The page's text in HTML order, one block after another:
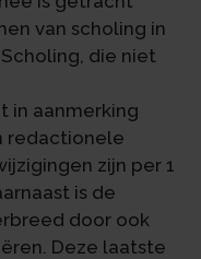
van scholing in
die niet
in aanmerking
redactionele
zijn per 1
is de
door ook
Deze laatste